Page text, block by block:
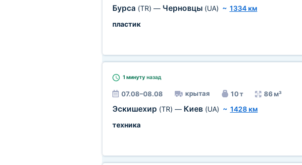
Бурса (TR) — Черновцы (UA) ~ 1334 км
пластик
1 минутуназад
07.08–08.08 крытая 10 т 86 м³
Эскишехир (TR) — Киев (UA) ~ 1428 км
техника